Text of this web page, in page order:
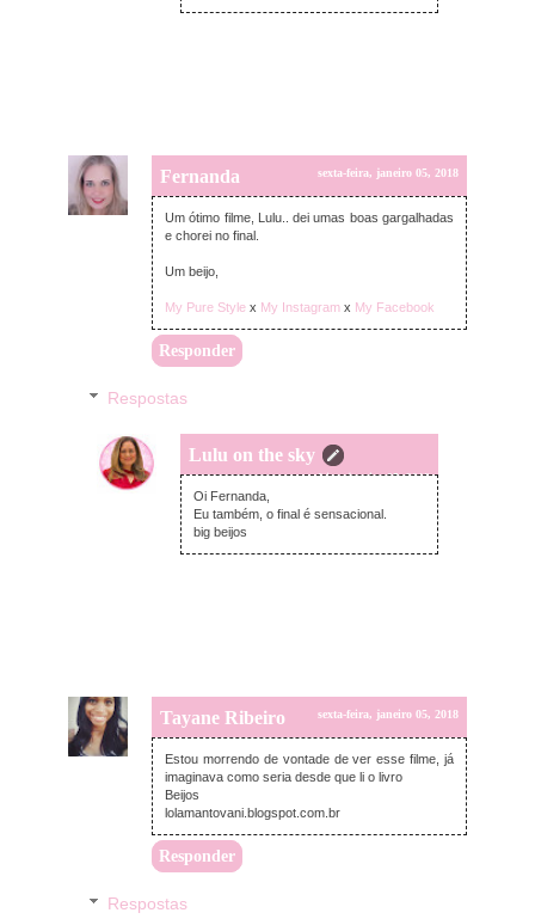
Fernanda sexta-feira, janeiro 05, 2018
Um ótimo filme, Lulu.. dei umas boas gargalhadas
e chorei no final.
Um beijo,
My Pure Style x My Instagram x My Facebook
Responder
Respostas
Lulu on the sky
sexta-feira, janeiro 05, 2018
Oi Fernanda,
Eu também, o final é sensacional.
big beijos
Tayane Ribeiro sexta-feira, janeiro 05, 2018
Estou morrendo de vontade de ver esse filme, já
imaginava como seria desde que li o livro
Beijos
lolamantovani.blogspot.com.br
Responder
Respostas